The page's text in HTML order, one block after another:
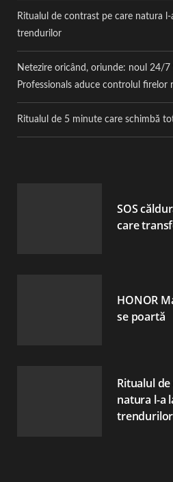
Ritualul de contrast pe care natura
trendurilor
Netezire oricând, oriunde: noul 24/7
Professionals aduce controlul firelor
Ritualul de 5 minute care schimbă
SOS
care
HONOR
se poartă
Ritualul
natura l-a
trendurilor